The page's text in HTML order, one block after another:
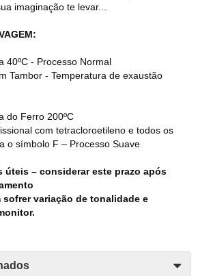
imaginação te levar...
40ºC - Processo Normal
Tambor - Temperatura de exaustão
do Ferro 200ºC
com tetracloroetileno e todos os
o símbolo F – Processo Suave
úteis – considerar este prazo após
sofrer variação de tonalidade e